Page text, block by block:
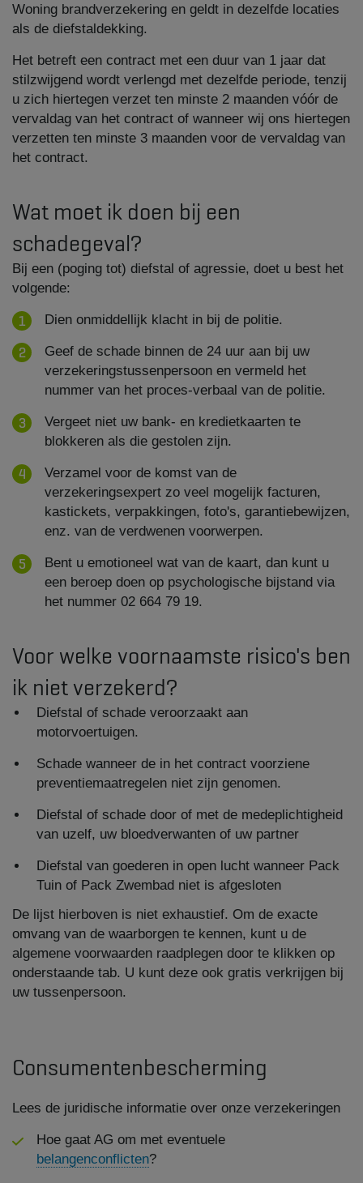
Woning brandverzekering en geldt in dezelfde locaties
als de diefstaldekking.
Het betreft een contract met een duur van 1 jaar dat
stilzwijgend wordt verlengd met dezelfde periode, tenzij
u zich hiertegen verzet ten minste 2 maanden vóór de
vervaldag van het contract of wanneer wij ons hiertegen
verzetten ten minste 3 maanden voor de vervaldag van
het contract.​
Wat moet ik doen bij een
schadegeval?
Bij een (poging tot) diefstal of agressie, doet u best het
volgende:
Dien onmiddellijk klacht in bij de politie.
Geef de schade binnen de 24 uur aan bij uw
verzekeringstussenpersoon en vermeld het
nummer van het proces-verbaal van de politie.
Vergeet niet uw bank- en kredietkaarten te
blokkeren als die gestolen zijn.
Verzamel voor de komst van de
verzekeringsexpert zo veel mogelijk facturen,
kastickets, verpakkingen, foto's, garantiebewijzen,
enz. van de verdwenen voorwerpen.
Bent u emotioneel wat van de kaart, dan kunt u
een beroep doen op psychologische bijstand via
het nummer 02 664 79 19.
Voor welke voornaamste risico's ben
ik niet verzekerd?
Diefstal of schade veroorzaakt aan
motorvoertuigen.
Schade wanneer de in het contract voorziene
preventiemaatregelen niet zijn genomen.​
Diefstal of schade door of met de medeplichtigheid
van uzelf, uw bloedverwanten of uw partner​
Diefstal van goederen in open lucht wanneer Pack
Tuin of Pack Zwembad niet is afgesloten
De lijst hierboven is niet exhaustief. Om de exacte
omvang van de waarborgen te kennen, kunt u de
algemene voorwaarden raadplegen door te klikken op
onderstaande tab. U kunt deze ook gratis verkrijgen bij
uw tussenpersoon.
Consumentenbescherming
Lees de juridische informatie over onze verzekeringen
Hoe gaat AG om met eventuele
belangenconflicten?